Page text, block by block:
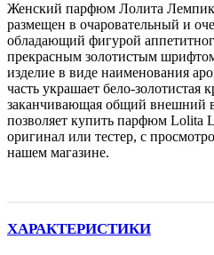
Женский парфюм Лолита
размещен в очаровательный и
обладающий фигурой
прекрасным золотистым
изделие в виде наименования
часть украшает бело-золотистая
заканчивающая общий внешний
позволяет купить парфюм Lolita
оригинал или тестер, с
нашем магазине.
ХАРАКТЕРИСТИКИ